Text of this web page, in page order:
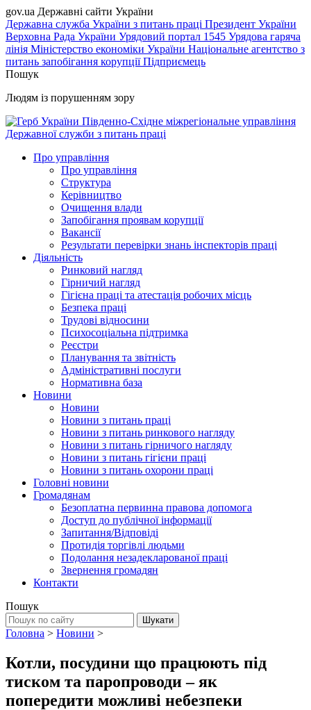
gov.ua Державні сайти України
Державна служба України з питань праці Президент України
Верховна Рада України Урядовий портал 1545 Урядова гаряча
лінія Міністерство економіки України Національне агентство з
питань запобігання корупціїПідприємець
Пошук
Людям із порушенням зору
Південно-Східне міжрегіональне управління
Державної служби з питань праці
Про управління
Про управління
Структура
Керівництво
Очищення влади
Запобігання проявам корупції
Вакансії
Результати перевірки знань інспекторів праці
Діяльність
Ринковий нагляд
Гірничий нагляд
Гігієна праці та атестація робочих місць
Безпека праці
Трудові відносини
Психосоціальна підтримка
Реєстри
Планування та звітність
Адміністративні послуги
Нормативна база
Новини
Новини
Новини з питань праці
Новини з питань ринкового нагляду
Новини з питань гірничого нагляду
Новини з питань гігієни праці
Новини з питань охорони праці
Головні новини
Громадянам
Безоплатна первинна правова допомога
Доступ до публічної інформації
Запитання/Відповіді
Протидія торгівлі людьми
Подолання незадекларованої праці
Звернення громадян
Контакти
Пошук
Головна > Новини >
Котли, посудини що працюють під
тиском та паропроводи – як
попередити можливі небезпеки